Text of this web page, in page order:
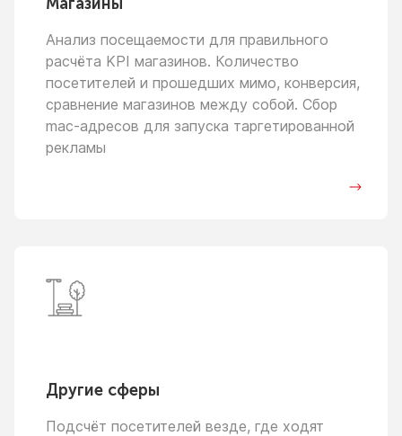
Анализ посещаемости для правильного
расчёта KPI магазинов. Количество
посетителей и прошедших мимо, конверсия,
сравнение магазинов между собой. Сбор
mac-адресов для запуска таргетированной
рекламы
Другие сферы
Подсчёт посетителей везде, где ходят